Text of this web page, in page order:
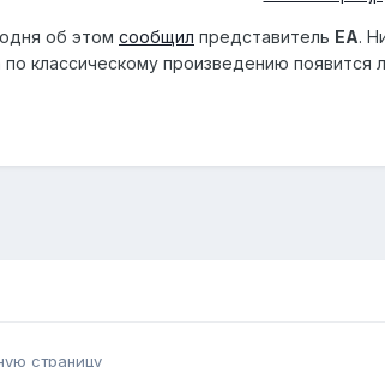
об этом сообщил представитель ЕА.
по классическому произведению появится
страницу